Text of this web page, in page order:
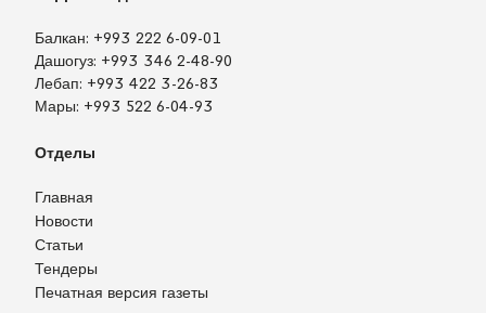
Балкан: +993 222 6-09-01
Дашогуз: +993 346 2-48-90
Лебап: +993 422 3-26-83
Мары: +993 522 6-04-93
Отделы
Главная
Новости
Статьи
Тендеры
Печатная версия газеты